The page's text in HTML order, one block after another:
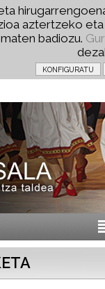
aztertzeko
badiozu.